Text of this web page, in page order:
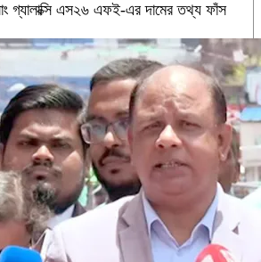
গ্যালাক্সি এস২৬ এফই-এর দামের তথ্য ফাঁস